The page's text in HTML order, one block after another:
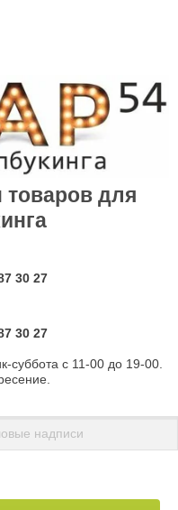
товаров для
30 27
30 27
суббота с 11-00 до 19-00.
надписи